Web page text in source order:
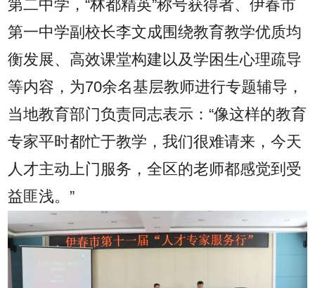
第二中学，“林都精英”称号获得者、伊春市
第一中学副校长李文成围绕教育教学优质均
衡发展、高效课堂构建以及学困生心理疏导
等内容，为70余名基层教师进行专题辅导，
当地教育部门负责同志表示：“像这样的教育
专家平时都忙于教学，我们很难请来，今天
人才主动上门服务，全区的老师都感觉到受
益匪浅。”